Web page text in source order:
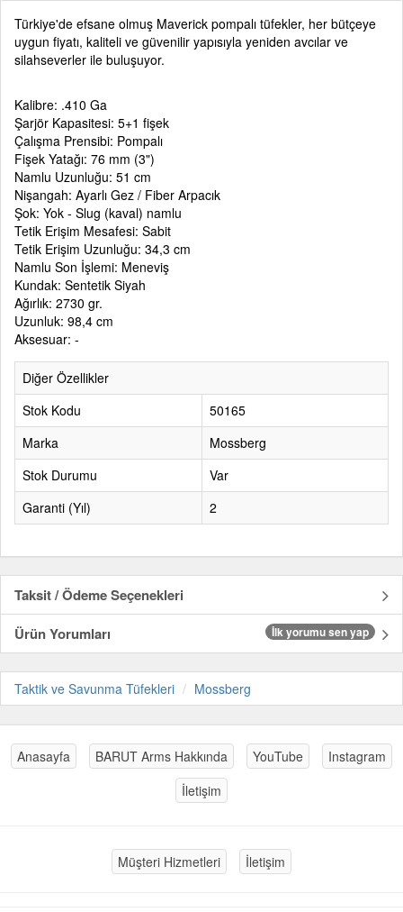
Türkiye'de efsane olmuş Maverick pompalı tüfekler, her bütçeye
uygun fiyatı, kaliteli ve güvenilir yapısıyla yeniden avcılar ve
silahseverler ile buluşuyor.
Kalibre: .410 Ga
Şarjör Kapasitesi: 5+1 fişek
Çalışma Prensibi: Pompalı
Fişek Yatağı: 76 mm (3")
Namlu Uzunluğu: 51 cm
Nişangah: Ayarlı Gez / Fiber Arpacık
Şok: Yok - Slug (kaval) namlu
Tetik Erişim Mesafesi: Sabit
Tetik Erişim Uzunluğu: 34,3 cm
Namlu Son İşlemi: Meneviş
Kundak: Sentetik Siyah
Ağırlık: 2730 gr.
Uzunluk: 98,4 cm
Aksesuar: -
Diğer Özellikler
Stok Kodu
50165
Marka
Mossberg
Stok Durumu
Var
Garanti (Yıl)
2
Taksit / Ödeme Seçenekleri
Ürün Yorumları
İlk yorumu sen yap
Taktik ve Savunma Tüfekleri Mossberg
Anasayfa BARUT Arms Hakkında YouTube
Instagram
İletişim
Müşteri Hizmetleri İletişim